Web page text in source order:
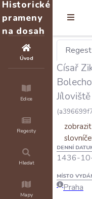
Historické
prameny
na dosah
Úvod
Edice
Regesty
Hledat
Mapy
Regest
Císař
DENNÍ
1436-
MÍSTO
Praha